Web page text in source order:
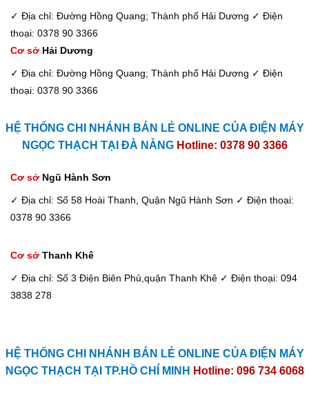
✓ Địa chỉ: Đường Hồng Quang; Thành phố Hải Dương ✓ Điện
thoại: 0378 90 3366
Cơ sở Hải Dương
✓ Địa chỉ: Đường Hồng Quang; Thành phố Hải Dương ✓ Điện
thoại: 0378 90 3366
HỆ THỐNG CHI NHÁNH BÁN LẺ ONLINE CỦA ĐIỆN MÁY
NGỌC THẠCH TẠI ĐÀ NẴNG Hotline: 0378 90 3366
Cơ sở Ngũ Hành Sơn
✓ Địa chỉ: Số 58 Hoài Thanh, Quận Ngũ Hành Sơn ✓ Điện thoại:
0378 90 3366
Cơ sở Thanh Khê
✓ Địa chỉ: Số 3 Điện Biên Phủ,quận Thanh Khê ✓ Điện thoại: 094
3838 278
HỆ THỐNG CHI NHÁNH BÁN LẺ ONLINE CỦA ĐIỆN MÁY
NGỌC THẠCH TẠI TP.HỒ CHÍ MINH Hotline: 096 734 6068